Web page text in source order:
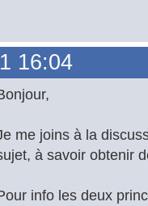
16:04
me joins à la
à savoir obtenir
info les deux